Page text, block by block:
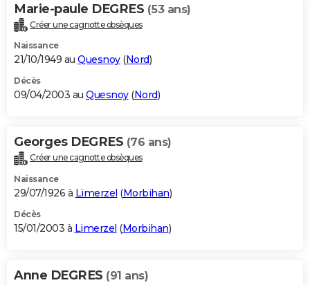
Marie-paule DEGRES (53 ans)
Créer une cagnotte obsèques
Naissance
21/10/1949 au Quesnoy(Nord)
Décès
09/04/2003 au Quesnoy(Nord)
Georges DEGRES (76 ans)
Créer une cagnotte obsèques
Naissance
29/07/1926 à Limerzel (Morbihan)
Décès
15/01/2003 à Limerzel (Morbihan)
Anne DEGRES (91 ans)